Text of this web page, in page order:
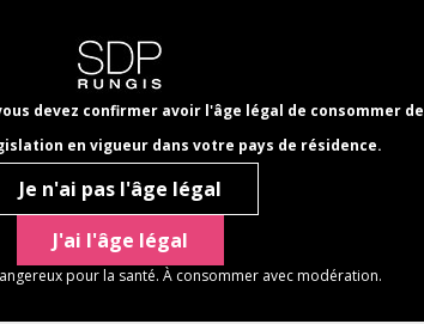
devez confirmer avoir l'âge légal de consommer de
en vigueur dans votre pays de résidence.
Je n'ai pas l'âge légal
J'ai l'âge légal
pour la santé. À consommer avec modération.
NOS MARQUES